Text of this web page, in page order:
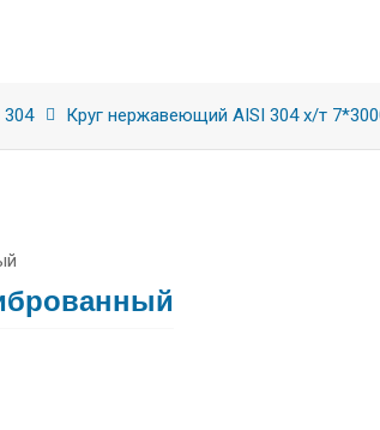
304 Круг нержавеющий AISI 304 х/т